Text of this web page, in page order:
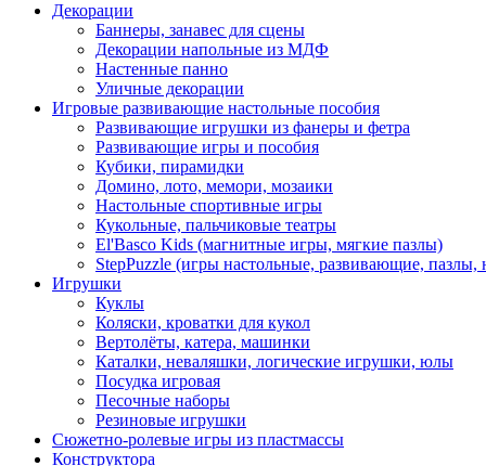
Декорации
Баннеры, занавес для сцены
Декорации напольные из МДФ
Настенные панно
Уличные декорации
Игровые развивающие настольные пособия
Развивающие игрушки из фанеры и фетра
Развивающие игры и пособия
Кубики, пирамидки
Домино, лото, мемори, мозаики
Настольные спортивные игры
Кукольные, пальчиковые театры
El'Basco Kids (магнитные игры, мягкие пазлы)
StepPuzzle (игры настольные, развивающие, пазлы,
Игрушки
Куклы
Коляски, кроватки для кукол
Вертолёты, катера, машинки
Каталки, неваляшки, логические игрушки, юлы
Посудка игровая
Песочные наборы
Резиновые игрушки
Сюжетно-ролевые игры из пластмассы
Конструктора